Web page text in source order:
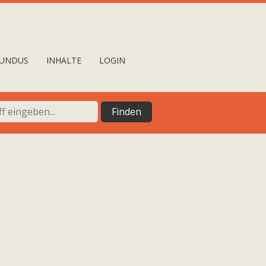
INHALTE LOGIN